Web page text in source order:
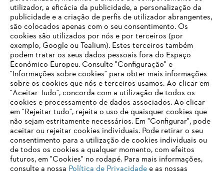
Informações para fornecedores
Produtos
Contacto
Carreira
Sistema de denúncia
utilizador, a eficácia da publicidade, a personalização da
publicidade e a criação de perfis de utilizador abrangentes,
são colocados apenas com o seu consentimento. Os
cookies são utilizados por nós e por terceiros (por
exemplo, Google ou Tealium). Estes terceiros também
podem tratar os seus dados pessoais fora do Espaço
Económico Europeu. Consulte "Configuração" e
"Informações sobre cookies" para obter mais informações
sobre os cookies que nós e terceiros usamos. Ao clicar em
"Aceitar Tudo", concorda com a utilização de todos os
cookies e processamento de dados associados. Ao clicar
em "Rejeitar tudo", rejeita o uso de quaisquer cookies que
não sejam estritamente necessários. Em "Configurar", pode
aceitar ou rejeitar cookies individuais. Pode retirar o seu
consentimento para a utilização de cookies individuais ou
de todos os cookies a qualquer momento, com efeitos
futuros, em "Cookies" no rodapé. Para mais informações,
consulte a nossa Política de Privacidadee as nossas